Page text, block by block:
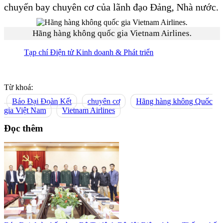
chuyến bay chuyên cơ của lãnh đạo Đảng, Nhà nước.
Hãng hàng không quốc gia Vietnam Airlines.
Tạp chí Điện tử Kinh doanh & Phát triển
Từ khoá:
Báo Đại Đoàn Kết
chuyên cơ
Hãng hàng không Quốc
gia Việt Nam
Vietnam Airlines
Đọc thêm